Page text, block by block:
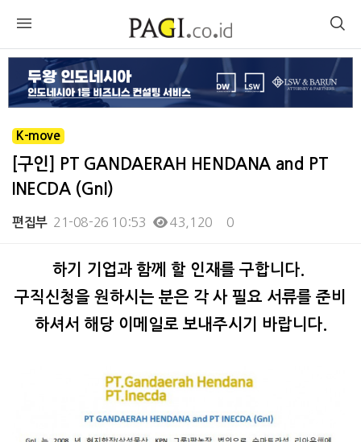
K-move
[구인] PT GANDAERAH HENDANA and PT
INECDA (GnI)
편집부 21-08-26 10:53 43,120 0
하기 기업과 함께 할 인재를 구합니다.
구직신청을 원하시는 분은 각 사 필요 서류를 준비
하셔서 해당 이메일로 보내주시기 바랍니다.